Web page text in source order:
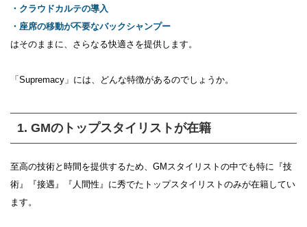
・クラウドカルテの導入
・座席の移動が不要なバックシャンプー
はそのままに、さらなる快適さを提供します。
「Supremacy」には、どんな特徴があるのでしょうか。
1. GMのトップスタイリストが在籍
至高の技術と時間を提供するため、GMスタイリストの中でも特に『技
術』『接​遇』『人間性​』に秀でたトップスタイリストのみが在籍してい
ます。